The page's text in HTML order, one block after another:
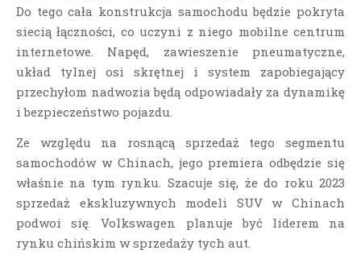
Do tego cała konstrukcja samochodu będzie pokryta
siecią łączności, co uczyni z niego mobilne centrum
internetowe. Napęd, zawieszenie pneumatyczne,
układ tylnej osi skrętnej i system zapobiegający
przechyłom nadwozia będą odpowiadały za dynamikę
i bezpieczeństwo pojazdu.
Ze względu na rosnącą sprzedaż tego segmentu
samochodów w Chinach, jego premiera odbędzie się
właśnie na tym rynku. Szacuje się, że do roku 2023
sprzedaż ekskluzywnych modeli SUV w Chinach
podwoi się. Volkswagen planuje być liderem na
rynku chińskim w sprzedaży tych aut.